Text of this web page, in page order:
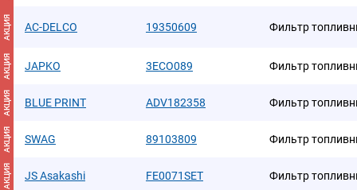
АКЦИЯ AC-DELCO 19350609 Фильтр
АКЦИЯ JAPKO 3ECO089 Фильтр
АКЦИЯ BLUE PRINT ADV182358 Фильтр
АКЦИЯ SWAG 89103809 Фильтр
АКЦИЯ JS Asakashi FE0071SET Фильтр